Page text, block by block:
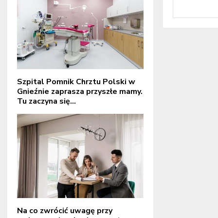
Szpital Pomnik Chrztu Polski w
Gnieźnie zaprasza przyszłe mamy.
Tu zaczyna się...
Na co zwrócić uwagę przy